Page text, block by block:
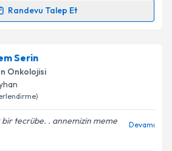
kabul ediyorum.
Randevu Talep Et
Talebi
Çiliçin randevu takvimi talebi
uzmandan randevu almanız için bir
e-posta ile bilgilendireceğiz.
Serin
Onkolojisi
bir tecrübe. . annemizin meme
Devamı